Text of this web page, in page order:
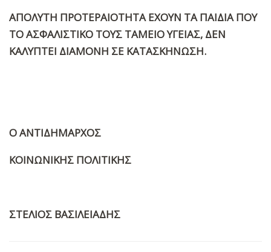
ΑΠΟΛΥΤΗ ΠΡΟΤΕΡΑΙΟΤΗΤΑ ΕΧΟΥΝ ΤΑ ΠΑΙΔΙΑ ΠΟΥ
ΤΟ ΑΣΦΑΛΙΣΤΙΚΟ ΤΟΥΣ ΤΑΜΕΙΟ ΥΓΕΙΑΣ, ΔΕΝ
ΚΑΛΥΠΤΕΙ ΔΙΑΜΟΝΗ ΣΕ ΚΑΤΑΣΚΗΝΩΣΗ.
Ο ΑΝΤΙΔΗΜΑΡΧΟΣ
ΚΟΙΝΩΝΙΚΗΣ ΠΟΛΙΤΙΚΗΣ
ΣΤΕΛΙΟΣ ΒΑΣΙΛΕΙΑΔΗΣ